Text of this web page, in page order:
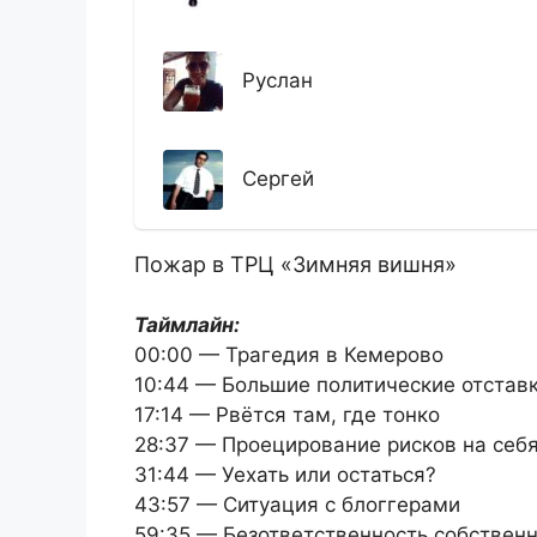
Руслан
Сергей
Пожар в ТРЦ «Зимняя вишня»
Таймлайн:
00:00 — Трагедия в Кемерово
10:44 — Большие политические
17:14 — Рвётся там, где тонко
28:37 — Проецирование рисков на себя
31:44 — Уехать или остаться?
43:57 — Ситуация с блоггерами